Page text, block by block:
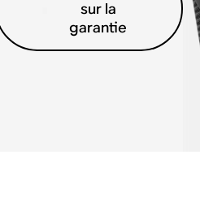
sur la
garantie